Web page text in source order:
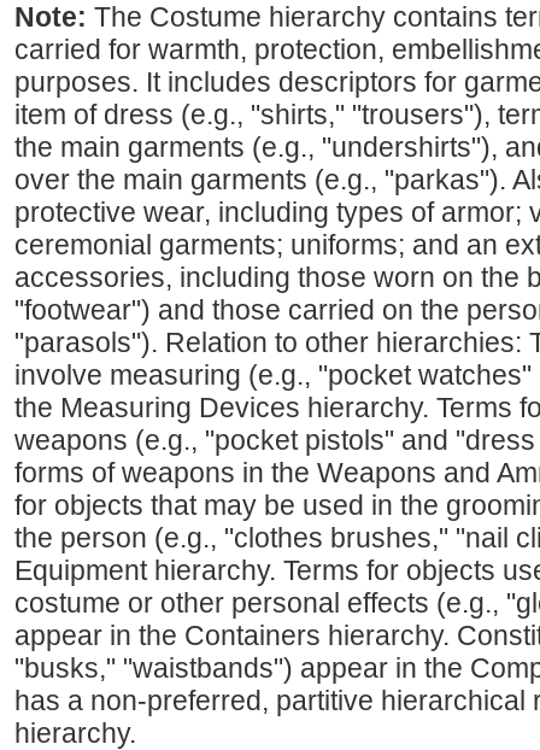
Note: The Costume hierarchy contains
carried for warmth, protection,
purposes. It includes descriptors for
item of dress (e.g., "shirts," "trousers"),
the main garments (e.g., "undershirts"),
over the main garments (e.g., "parkas").
protective wear, including types of armor;
ceremonial garments; uniforms; and an
accessories, including those worn on the
"footwear") and those carried on the
"parasols"). Relation to other hierarchies:
involve measuring (e.g., "pocket
the Measuring Devices hierarchy. Terms
weapons (e.g., "pocket pistols" and
forms of weapons in the Weapons and
for objects that may be used in the
the person (e.g., "clothes brushes," "nail
Equipment hierarchy. Terms for objects
costume or other personal effects (e.g.,
appear in the Containers hierarchy.
"busks," "waistbands") appear in the
has a non-preferred, partitive hierarchical
hierarchy.